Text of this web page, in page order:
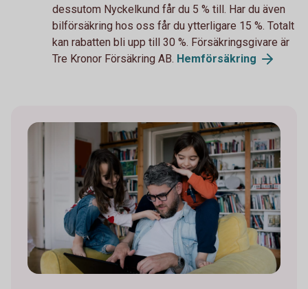
dessutom Nyckelkund får du 5 % till. Har du även
bilförsäkring hos oss får du ytterligare 15 %. Totalt
kan rabatten bli upp till 30 %. Försäkringsgivare är
Tre Kronor Försäkring AB. Hemförsäkring